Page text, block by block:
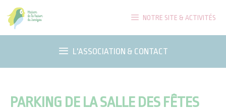
Aller
au
contenu
NOTRE SITE & ACTIVITÉS
L'ASSOCIATION & CONTACT
PARKING DE LA SALLE DES FÊTES